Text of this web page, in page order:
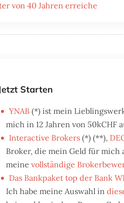
von 40 Jahren erreiche
Starten
YNAB (*) ist mein
mich in 12 Jahren von 50kCHF
Interactive Brokers (*) (**),
Broker, die mein Geld für mich
meine vollständige
Das Bankpaket top der Bank
Ich habe meine Auswahl in